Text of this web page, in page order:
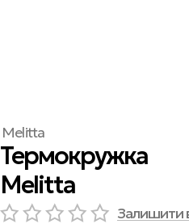
Melitta
Термокружка
Melitta
Залишити